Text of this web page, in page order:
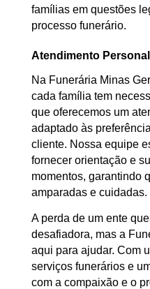
famílias em questões
processo funerário.
Atendimento
Na Funerária Minas
cada família tem
que oferecemos um
adaptado às
cliente. Nossa equipe
fornecer orientação e
momentos, garantindo
amparadas e cuidadas.
A perda de um ente
desafiadora, mas a
aqui para ajudar. Com
serviços funerários e
com a compaixão e o